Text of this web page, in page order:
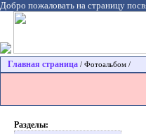
Добро пожаловать на страницу
Главная страница / Фотоальбом /
Разделы: